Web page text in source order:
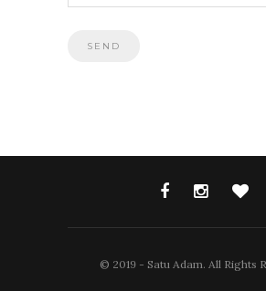
© 2019 - Satu Adam. All Rights